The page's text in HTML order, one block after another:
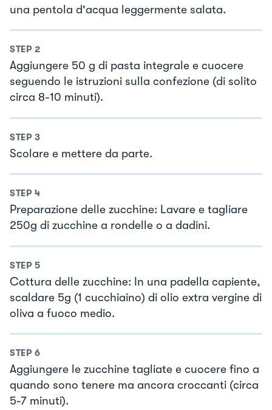
una pentola d'acqua leggermente salata.
STEP 2
Aggiungere 50 g di pasta integrale e cuocere
seguendo le istruzioni sulla confezione (di solito
circa 8-10 minuti).
STEP 3
Scolare e mettere da parte.
STEP 4
Preparazione delle zucchine: Lavare e tagliare
250g di zucchine a rondelle o a dadini.
STEP 5
Cottura delle zucchine: In una padella capiente,
scaldare 5g (1 cucchiaino) di olio extra vergine di
oliva a fuoco medio.
STEP 6
Aggiungere le zucchine tagliate e cuocere fino a
quando sono tenere ma ancora croccanti (circa
5-7 minuti).